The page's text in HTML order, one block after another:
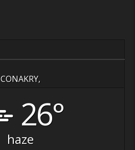
CONAKRY,
26°
haze